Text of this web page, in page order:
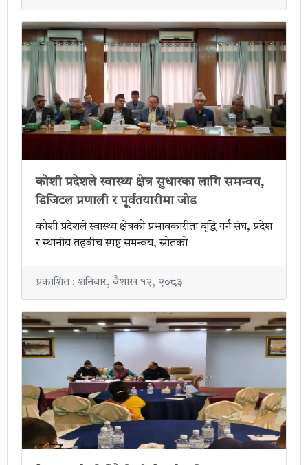
कोशी प्रदेशले स्वास्थ्य क्षेत्र सुधारका लागि समन्वय,
डिजिटल प्रणाली र पूर्वतयारीमा जोड
कोशी प्रदेशले स्वास्थ्य क्षेत्रको प्रभावकारीता वृद्धि गर्न संघ, प्रदेश
र स्थानीय तहबीच स्पष्ट समन्वय, स्रोतको
प्रकाशित : शनिबार, बैशाख १२, २०८३